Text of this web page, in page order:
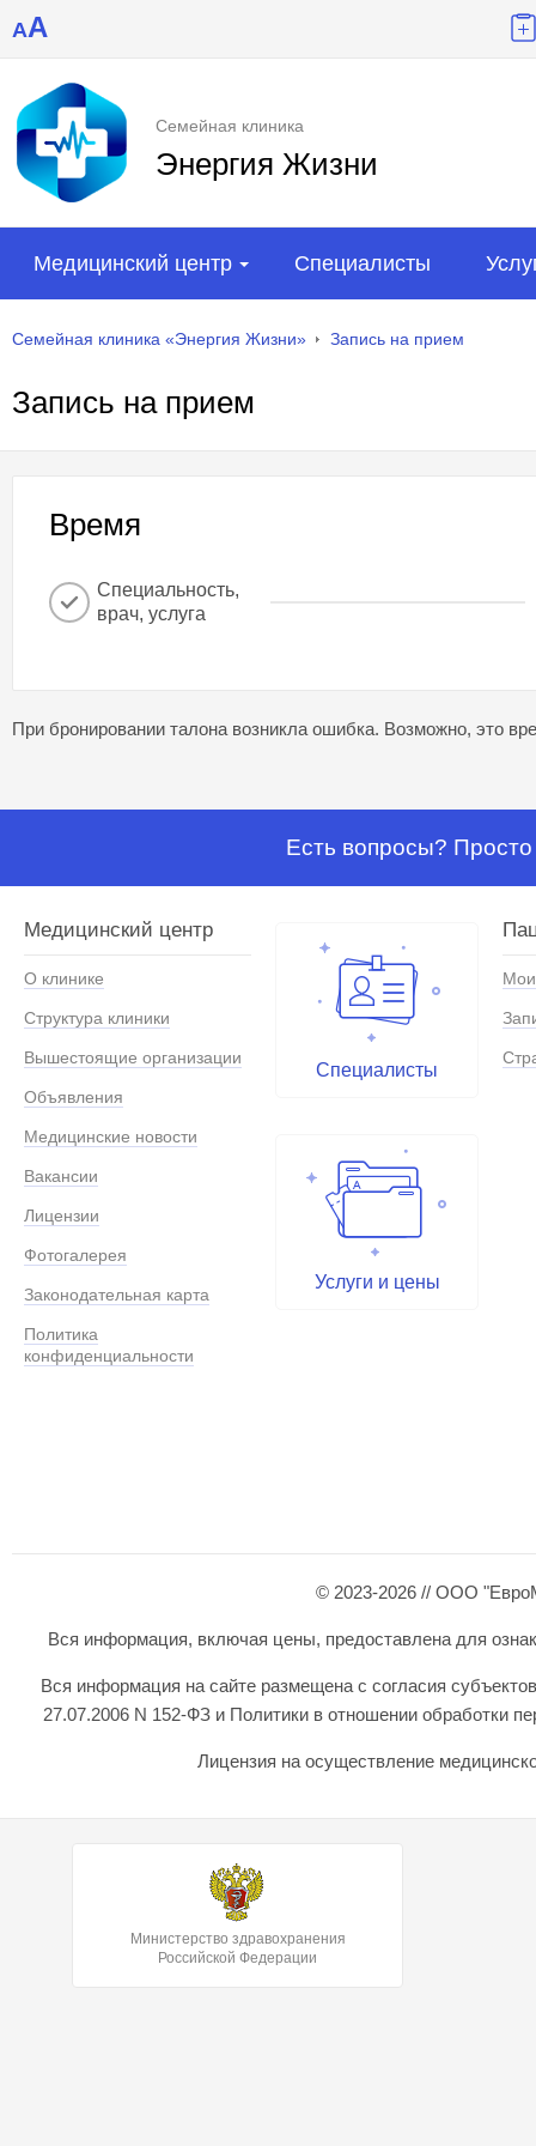
AA
Семейная клиника
Энергия Жизни
Медицинский центр Специалисты
Семейная клиника «Энергия Жизни» Запись на прием
Запись на прием
Время
Специальность,
врач, услуга
При бронировании талона возникла ошибка. Возможно, это
Есть вопросы?
Медицинский центр
О клинике
Структура клиники
Вышестоящие организации
Объявления
Медицинские новости
Вакансии
Лицензии
Фотогалерея
Законодательная карта
Политика
конфиденциальности
Специалисты
Услуги и цены
© 2023-2026 // ООО
Вся информация, включая цены, предоставлена для
Вся информация на сайте размещена с согласия
27.07.2006 N 152-ФЗ и Политики в отношении обработки
Лицензия на осуществление
Министерство здравохранения
Российской Федерации